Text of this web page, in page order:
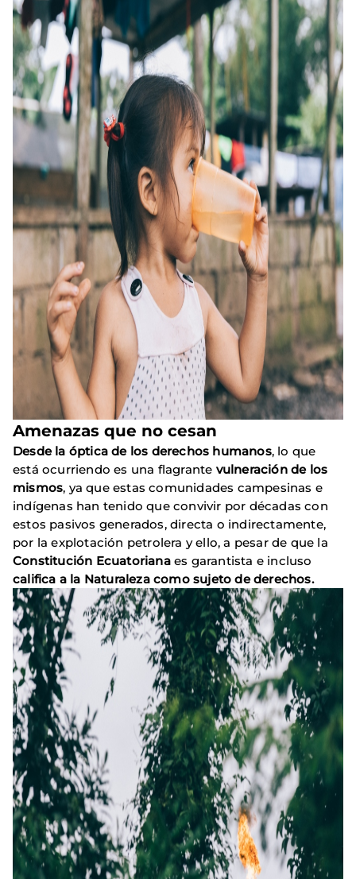
Amenazas que no cesan
Desde la óptica de los derechos humanos, lo que
está ocurriendo es una flagrante vulneración de los
mismos, ya que estas comunidades campesinas e
indígenas han tenido que convivir por décadas con
estos pasivos generados, directa o indirectamente,
por la explotación petrolera y ello, a pesar de que la
Constitución Ecuatorianaes garantista e incluso
califica a la Naturaleza como sujeto de derechos.